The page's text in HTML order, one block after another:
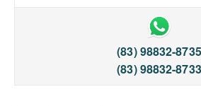
(83) 98832-8735
(83) 98832-8733